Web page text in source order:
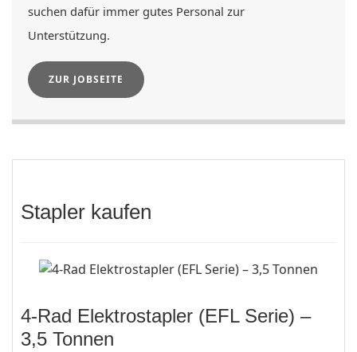
suchen dafür immer gutes Personal zur
Unterstützung.
ZUR JOBSEITE
Stapler kaufen
4-Rad Elektrostapler (EFL Serie) –
3,5 Tonnen